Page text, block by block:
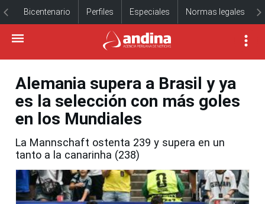
Bicentenario Perfiles Especiales Normas legales
Alemania supera a Brasil y ya
es la selección con más goles
en los Mundiales
La Mannschaft ostenta 239 y supera en un
tanto a la canarinha (238)